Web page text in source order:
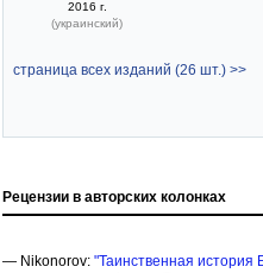
2016 г.
(украинский)
страница всех изданий (26 шт.) >>
Рецензии в авторских колонках
— Nikonorov: "Таинственная